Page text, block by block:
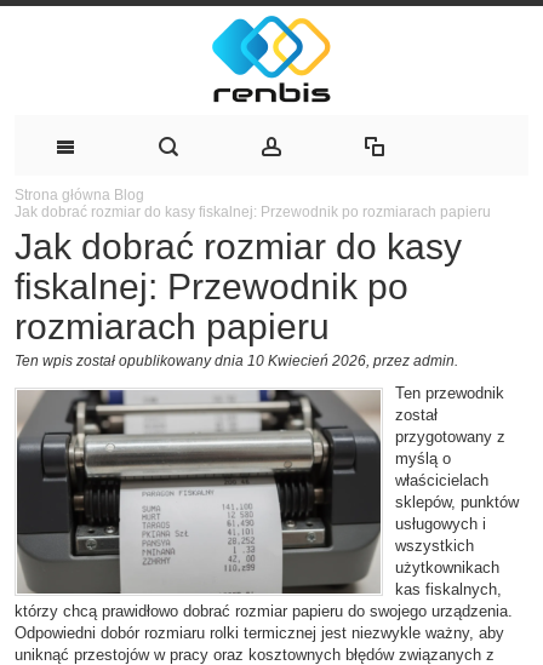
Strona główna Blog
Jak dobrać rozmiar do kasy fiskalnej: Przewodnik po rozmiarach papieru
Jak dobrać rozmiar do kasy
fiskalnej: Przewodnik po
rozmiarach papieru
Ten wpis został opublikowany dnia 10 Kwiecień 2026, przez admin
Ten przewodnik
został
przygotowany z
myślą o
właścicielach
sklepów, punktów
usługowych i
wszystkich
użytkownikach
kas fiskalnych,
którzy chcą prawidłowo dobrać rozmiar papieru do swojego urządzenia.
Odpowiedni dobór rozmiaru rolki termicznej jest niezwykle ważny, aby
uniknąć przestojów w pracy oraz kosztownych błędów związanych z